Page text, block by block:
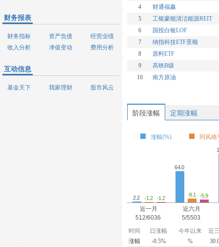
财务报表
财务指标 资产负债
经营业绩
收入分析
净值变动 费用分析
互动信息
基金天下 我家理财 股市风云
4
财通福鑫
5
工银蒙能清洁能源REIT
6
国投白银LOF
7
纳指科技ETF景顺
8
原料ETF
9
高铁B级
10
南方原油
阶段涨幅 定期涨幅
涨幅(%) 同风格
2.2 -1.2 -1.2
近一月
512/6036
64.0
-8.1 -5.9
近六月
5/5503
时间 日涨幅 今年以来
近
涨幅
-0.5% %